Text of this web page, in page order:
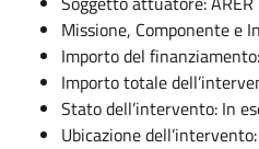
Missione, Componente e
Importo del
Importo totale
Stato dell’intervento: In
Ubicazione